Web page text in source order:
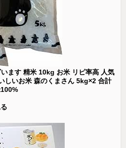
ます 精米 10kg お米 リピ率高 人気
しいお米 森のくまさん 5kg×2 合計
る